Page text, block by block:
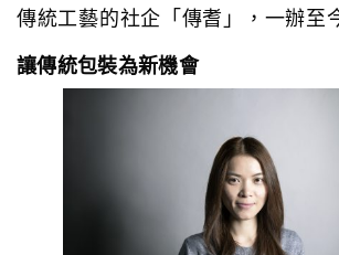
傳統工藝的社企「傳耆」，一辦至
讓傳統包裝為新機會